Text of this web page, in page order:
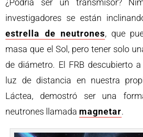
¿Podría ser un transmisor?
investigadores se están
estrella de neutrones, que
masa que el Sol, pero tener solo
de diámetro. El FRB descubierto
luz de distancia en nuestra
Láctea, demostró ser una
neutrones llamada magnetar.